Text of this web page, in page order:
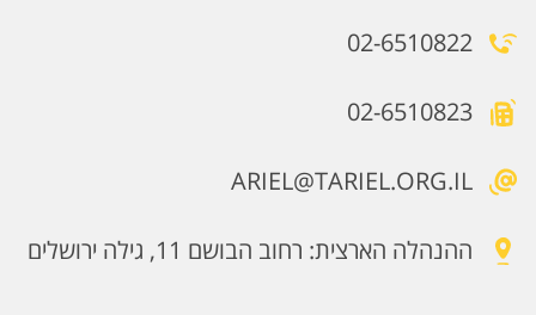
02-6510822
02-6510823
ARIEL@TARIEL.ORG.IL
ההנהלה הארצית: רחוב הבושם 11, גילה ירושלים